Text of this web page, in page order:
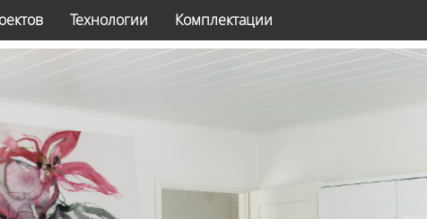
Технологии Комплектации